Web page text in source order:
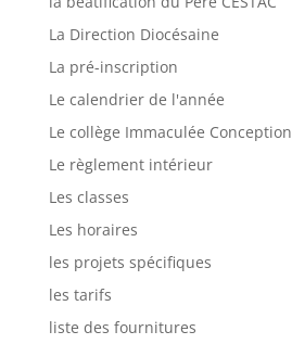
La Direction Diocésaine
La pré-inscription
Le calendrier de l'année
Le collège Immaculée Conception
Le règlement intérieur
Les classes
Les horaires
les projets spécifiques
les tarifs
liste des fournitures